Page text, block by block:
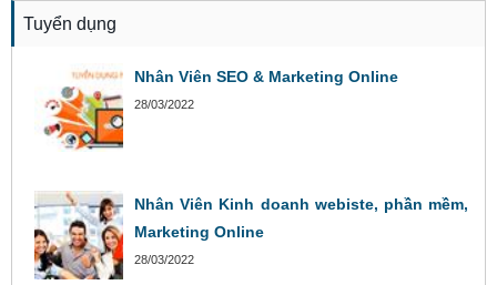
Tuyển dụng
Nhân Viên SEO & Marketing Online
28/03/2022
Nhân Viên Kinh doanh webiste, phần mềm,
Marketing Online
28/03/2022